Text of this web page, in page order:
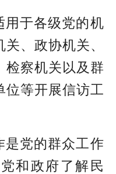
于各级党的机
、政协机关、
检察机关以及群
位等开展信访工
党的群众工作
和政府了解民